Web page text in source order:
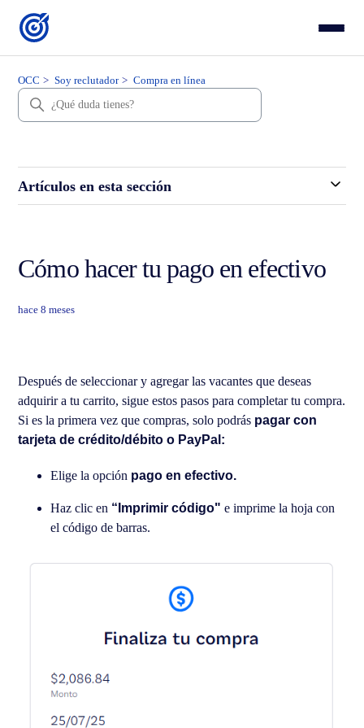
OCC Soy reclutador Compra en línea
Artículos en esta sección
Cómo hacer tu pago en efectivo
hace 8 meses
Después de seleccionar y agregar las vacantes que deseas
adquirir a tu carrito, sigue estos pasos para completar tu compra.
Si es la primera vez que compras, solo podrás pagar con
tarjeta de crédito/débito o PayPal:
Elige la opción pago en efectivo.
Haz clic en “Imprimir código" e imprime la hoja con
el código de barras.